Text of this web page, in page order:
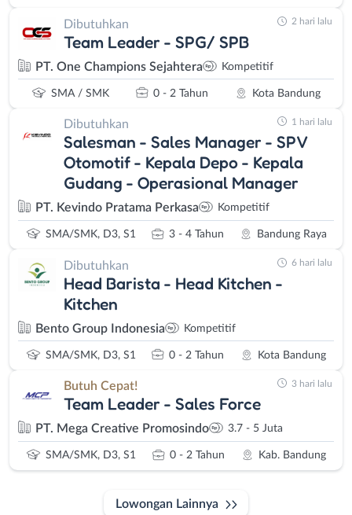
Dibutuhkan
Team Leader - SPG/ SPB
PT. One Champions Sejahtera Kompetitif
SMA / SMK 0 - 2 Tahun Kota Bandung
2 hari lalu
Dibutuhkan
Salesman - Sales Manager - SPV
Otomotif - Kepala Depo - Kepala
Gudang - Operasional Manager
PT. Kevindo Pratama Perkasa Kompetitif
SMA/SMK, D3, S1 3 - 4 Tahun Bandung Raya
1 hari lalu
Dibutuhkan
Head Barista - Head Kitchen -
Kitchen
Bento Group Indonesia Kompetitif
SMA/SMK, D3, S1 0 - 2 Tahun Kota Bandung
6 hari lalu
Butuh Cepat!
Team Leader - Sales Force
PT. Mega Creative Promosindo 3.7 - 5 Juta
SMA/SMK, D3, S1 0 - 2 Tahun Kab. Bandung
3 hari lalu
Lowongan Lainnya